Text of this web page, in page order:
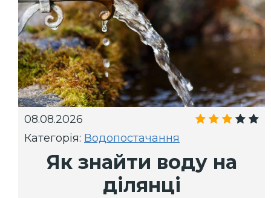
08.08.2026
Категорія: Водопостачання
Як знайти воду на
ділянці